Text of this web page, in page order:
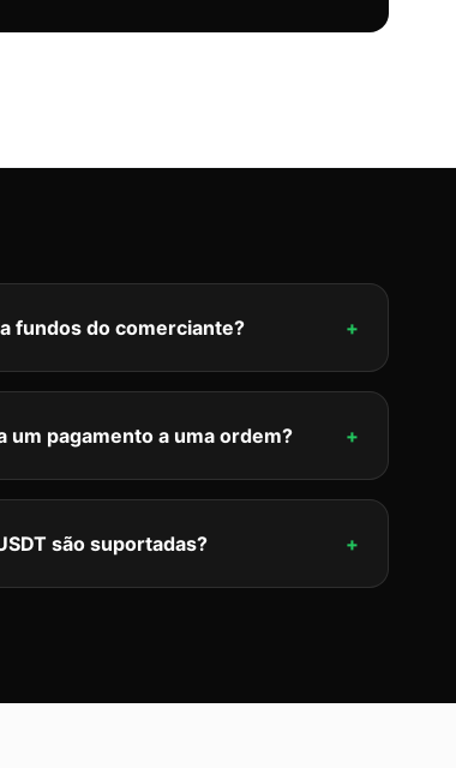
fundos do comerciante? +
um pagamento a uma ordem? +
são suportadas? +